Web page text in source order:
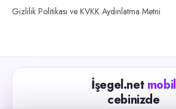
Gizlilik Politikası ve KVKK Aydınlatma Metni
İşegel.net mobil
cebinizde